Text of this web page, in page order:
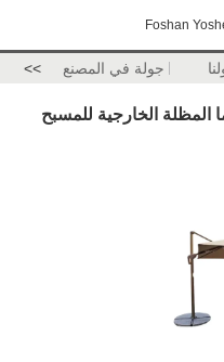
Foshan
جولة في المصنع >>
الخارجية للمسبح